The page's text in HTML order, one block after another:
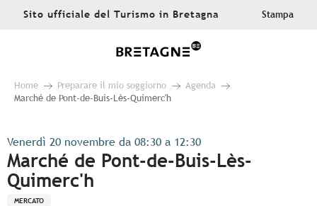
AllerSito ufficiale del Turismo in Bretagna Stampa
Home Preparare il mio soggiorno
Agenda
Marché de Pont-de-Buis-Lès-Quimerc'h
Venerdì 20 novembre da 08:30 a 12:30
Marché de Pont-de-Buis-Lès-
Quimerc'h
MERCATO